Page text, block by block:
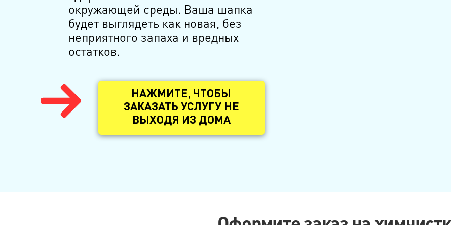
окружающей среды. Ваша шапка
будет выглядеть как новая, без
неприятного запаха и вредных
остатков.
НАЖМИТЕ, ЧТОБЫ
ЗАКАЗАТЬ УСЛУГУ НЕ
ВЫХОДЯ ИЗ ДОМА